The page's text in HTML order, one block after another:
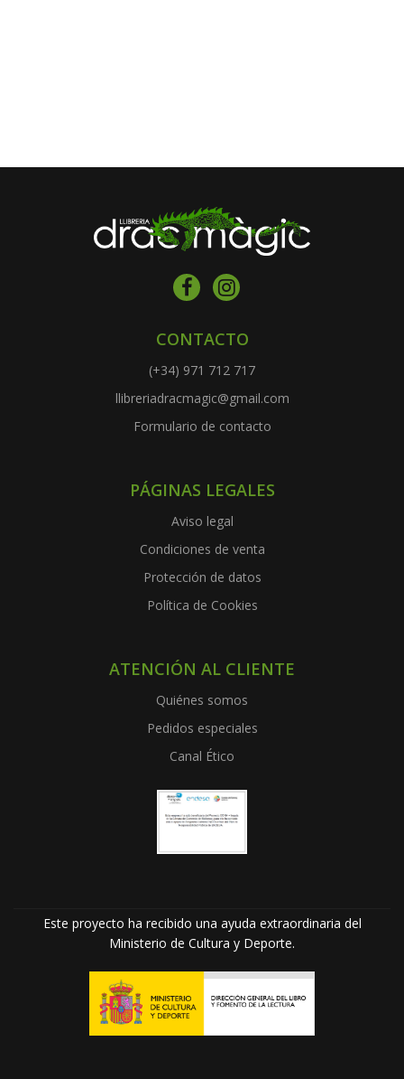
CONTACTO
(+34) 971 712 717
llibreriadracmagic@gmail.com
Formulario de contacto
PÁGINAS LEGALES
Aviso legal
Condiciones de venta
Protección de datos
Política de Cookies
ATENCIÓN AL CLIENTE
Quiénes somos
Pedidos especiales
Canal Ético
Este proyecto ha recibido una ayuda extraordinaria del
Ministerio de Cultura y Deporte.